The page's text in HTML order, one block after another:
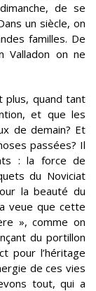
de se
un siècle, on
familles. De
Valladon on ne
plus, quand tant
et que les
de demain? Et
passées? Il
: la force de
du Noviciat
la beauté du
veue que cette
», comme on
du portillon
pour l’héritage
de ces vies
tout, qui a